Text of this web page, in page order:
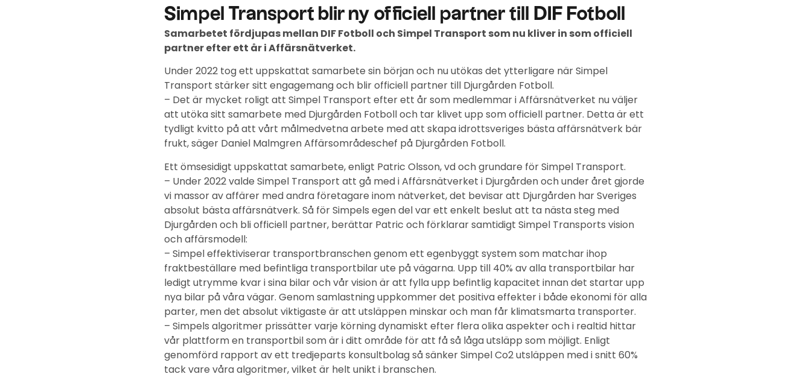
Simpel Transport blir ny officiell partner till DIF Fotboll
Samarbetet fördjupas mellan DIF Fotboll och Simpel Transport som nu kliver in som officiell
partner efter ett år i Affärsnätverket.
Under 2022 tog ett uppskattat samarbete sin början och nu utökas det ytterligare när Simpel
Transport stärker sitt engagemang och blir officiell partner till Djurgården Fotboll.
– Det är mycket roligt att Simpel Transport efter ett år som medlemmar i Affärsnätverket nu väljer
att utöka sitt samarbete med Djurgården Fotboll och tar klivet upp som officiell partner. Detta är ett
tydligt kvitto på att vårt målmedvetna arbete med att skapa idrottsveriges bästa affärsnätverk bär
frukt, säger Daniel Malmgren Affärsområdeschef på Djurgården Fotboll.
Ett ömsesidigt uppskattat samarbete, enligt Patric Olsson, vd och grundare för Simpel Transport.
– Under 2022 valde Simpel Transport att gå med i Affärsnätverket i Djurgården och under året gjorde
vi massor av affärer med andra företagare inom nätverket, det bevisar att Djurgården har Sveriges
absolut bästa affärsnätverk. Så för Simpels egen del var ett enkelt beslut att ta nästa steg med
Djurgården och bli officiell partner, berättar Patric och förklarar samtidigt Simpel Transports vision
och affärsmodell:
– Simpel effektiviserar transportbranschen genom ett egenbyggt system som matchar ihop
fraktbeställare med befintliga transportbilar ute på vägarna. Upp till 40% av alla transportbilar har
ledigt utrymme kvar i sina bilar och vår vision är att fylla upp befintlig kapacitet innan det startar upp
nya bilar på våra vägar. Genom samlastning uppkommer det positiva effekter i både ekonomi för alla
parter, men det absolut viktigaste är att utsläppen minskar och man får klimatsmarta transporter.
– Simpels algoritmer prissätter varje körning dynamiskt efter flera olika aspekter och i realtid hittar
vår plattform en transportbil som är i ditt område för att få så låga utsläpp som möjligt. Enligt
genomförd rapport av ett tredjeparts konsultbolag så sänker Simpel Co2 utsläppen med i snitt 60%
tack vare våra algoritmer, vilket är helt unikt i branschen.